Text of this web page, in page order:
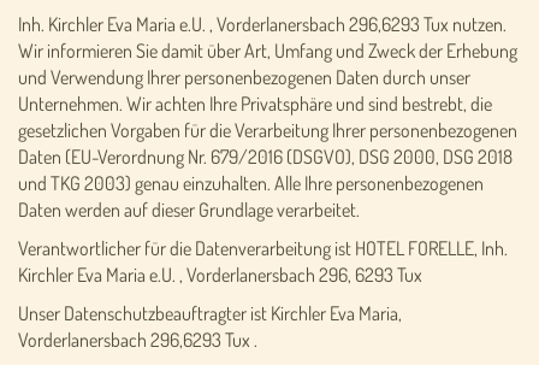
Inh. Kirchler Eva Maria e.U. , Vorderlanersbach 296,6293 Tux nutzen.
Wir informieren Sie damit über Art, Umfang und Zweck der Erhebung
und Verwendung Ihrer personenbezogenen Daten durch unser
Unternehmen. Wir achten Ihre Privatsphäre und sind bestrebt, die
gesetzlichen Vorgaben für die Verarbeitung Ihrer personenbezogenen
Daten (EU-Verordnung Nr. 679/2016 (DSGVO), DSG 2000, DSG 2018
und TKG 2003) genau einzuhalten. Alle Ihre personenbezogenen
Daten werden auf dieser Grundlage verarbeitet.
Verantwortlicher für die Datenverarbeitung ist HOTEL FORELLE, Inh.
Kirchler Eva Maria e.U. , Vorderlanersbach 296, 6293 Tux
Unser Datenschutzbeauftragter ist Kirchler Eva Maria,
Vorderlanersbach 296,6293 Tux .